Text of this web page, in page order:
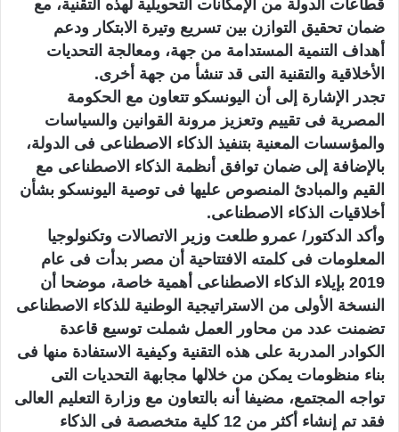
قطاعات الدولة من الإمكانات التحويلية لهذه التقنية، مع
ضمان تحقيق التوازن بين تسريع وتيرة الابتكار ودعم
أهداف التنمية المستدامة من جهة، ومعالجة التحديات
الأخلاقية والتقنية التى قد تنشأ من جهة أخرى.
تجدر الإشارة إلى أن اليونسكو تتعاون مع الحكومة
المصرية فى تقييم وتعزيز مرونة القوانين والسياسات
والمؤسسات المعنية بتنفيذ الذكاء الاصطناعى فى الدولة،
بالإضافة إلى ضمان توافق أنظمة الذكاء الاصطناعى مع
القيم والمبادئ المنصوص عليها فى توصية اليونسكو بشأن
أخلاقيات الذكاء الاصطناعى.
وأكد الدكتور/ عمرو طلعت وزير الاتصالات وتكنولوجيا
المعلومات فى كلمته الافتتاحية أن مصر بدأت فى عام
2019 بإيلاء الذكاء الاصطناعى أهمية خاصة، موضحا أن
النسخة الأولى من الاستراتيجية الوطنية للذكاء الاصطناعى
تضمنت عدد من محاور العمل شملت توسيع قاعدة
الكوادر المدربة على هذه التقنية وكيفية الاستفادة منها فى
بناء منظومات يمكن من خلالها مجابهة التحديات التى
تواجه المجتمع، مضيفا أنه بالتعاون مع وزارة التعليم العالى
فقد تم إنشاء أكثر من 12 كلية متخصصة فى الذكاء